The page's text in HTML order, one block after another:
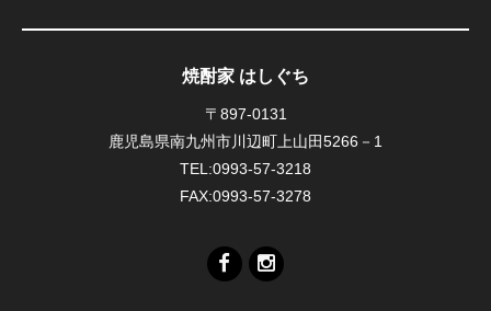
焼酎家 はしぐち
〒897-0131
鹿児島県南九州市川辺町上山田5266－1
TEL:0993-57-3218
FAX:0993-57-3278